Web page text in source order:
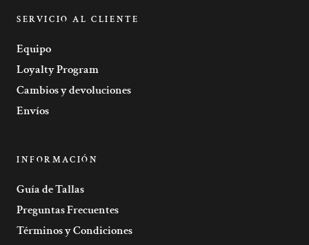
SERVICIO AL CLIENTE
Equipo
Loyalty Program
Cambios y devoluciones
Envíos
INFORMACIÓN
Guía de Tallas
Preguntas Frecuentes
Términos y Condiciones